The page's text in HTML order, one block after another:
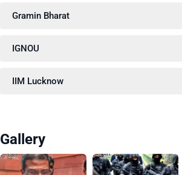
Gramin Bharat
IGNOU
IIM Lucknow
Gallery